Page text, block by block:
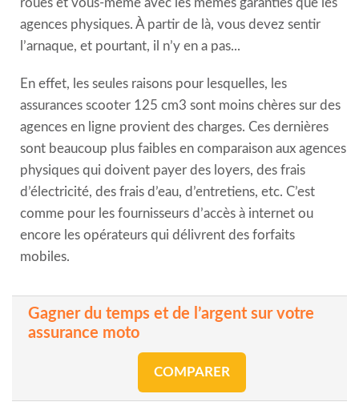
roues et vous-même avec les mêmes garanties que les
agences physiques. À partir de là, vous devez sentir
l’arnaque, et pourtant, il n’y en a pas...
En effet, les seules raisons pour lesquelles, les
assurances scooter 125 cm3 sont moins chères sur des
agences en ligne provient des charges. Ces dernières
sont beaucoup plus faibles en comparaison aux agences
physiques qui doivent payer des loyers, des frais
d’électricité, des frais d’eau, d’entretiens, etc. C’est
comme pour les fournisseurs d’accès à internet ou
encore les opérateurs qui délivrent des forfaits
mobiles.
Gagner du temps et de l’argent sur votre
assurance moto
COMPARER